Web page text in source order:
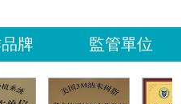
牌 監管單位